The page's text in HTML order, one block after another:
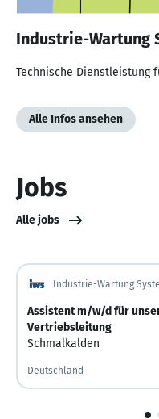
Industrie-Wartung
Technische Dienstleistung
Alle Infos ansehen
Jobs
Alle jobs
Assistent m/w/d für
Vertriebsleitung
Schmalkalden
Deutschland